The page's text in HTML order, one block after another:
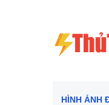
HÌNH ẢNH